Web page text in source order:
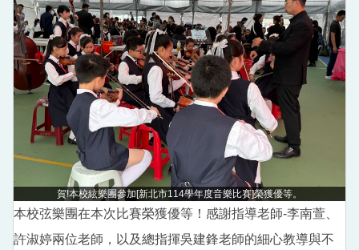
校外人士協助教學或活動專區
教師e學院
專業社群分享平台
領域研究會分享平台
戶外教育資源平臺
賀!本校絃樂團參加[新北市114學年度音樂比賽]榮獲優等。
本校弦樂團在本次比賽榮獲優等！感謝指導老師-李南萱、
許淑婷兩位老師，以及總指揮吳建鋒老師的細心教導與不